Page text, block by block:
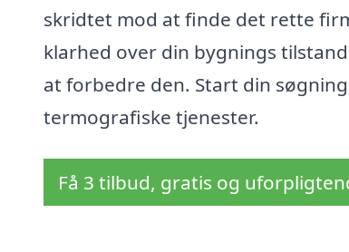
skridtet mod at finde det rette
klarhed over din bygnings
at forbedre den. Start din
termografiske tjenester.
Få 3 tilbud, gratis og